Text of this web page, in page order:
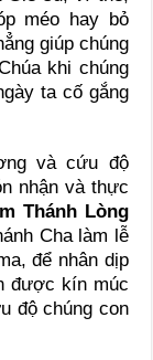
méo hay bỏ
giúp chúng
khi chúng
ta cố gắng
và cứu độ
nhận và thực
Thánh Lòng
Cha làm lễ
để nhân dịp
được kín múc
độ chúng con